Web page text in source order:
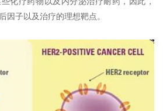
因子以及治疗的理想靶点。